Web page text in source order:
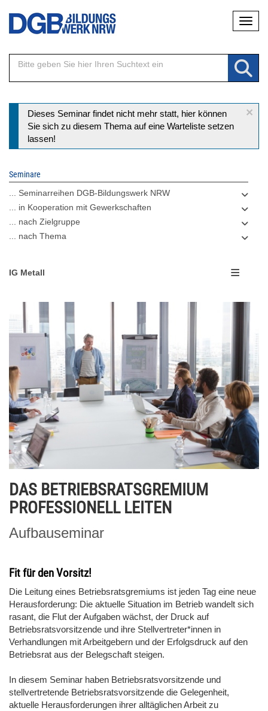
Direkt
Inhalt
×
Statusmeldung
Dieses Seminar findet nicht mehr statt, hier können
Sie sich zu diesem Thema auf eine Warteliste setzen
lassen!
Seminare
... Seminarreihen DGB-Bildungswerk NRW
... in Kooperation mit Gewerkschaften
... nach Zielgruppe
... nach Thema
IG Metall
DAS BETRIEBSRATSGREMIUM
PROFESSIONELL LEITEN
Aufbauseminar
Fit für den Vorsitz!
Die Leitung eines Betriebsratsgremiums ist jeden Tag eine neue
Herausforderung: Die aktuelle Situation im Betrieb wandelt sich
rasant, die Flut der Aufgaben wächst, der Druck auf
Betriebsratsvorsitzende und ihre Stellvertreter*innen in
Verhandlungen mit Arbeitgebern und der Erfolgsdruck auf den
Betriebsrat aus der Belegschaft steigen.
In diesem Seminar haben Betriebsratsvorsitzende und
stellvertretende Betriebsratsvorsitzende die Gelegenheit,
aktuelle Herausforderungen ihrer alltäglichen Arbeit zu